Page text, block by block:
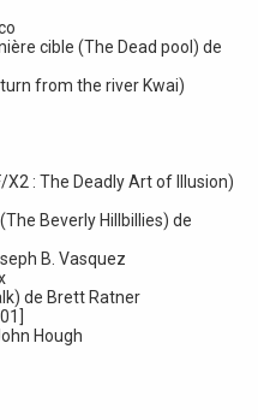
cible (The Dead pool) de
from the river Kwai)
: The Deadly Art of Illusion)
Beverly Hillbillies) de
B. Vasquez
de Brett Ratner
Hough